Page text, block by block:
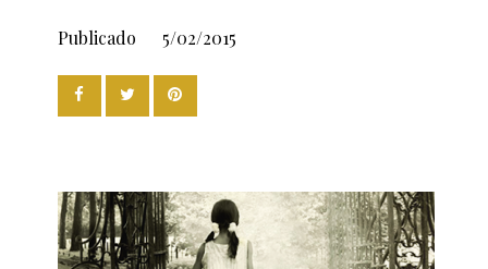
Publicado 5/02/2015